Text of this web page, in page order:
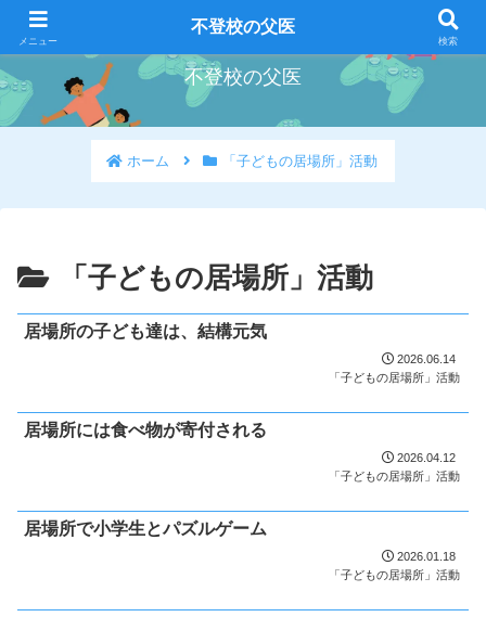
好きな事を好きな時にやろう
不登校の父医
ホーム 「子どもの居場所」活動
「子どもの居場所」活動
居場所の子ども達は、結構元気
2026.06.14
「子どもの居場所」活動
居場所には食べ物が寄付される
2026.04.12
「子どもの居場所」活動
居場所で小学生とパズルゲーム
2026.01.18
「子どもの居場所」活動
メニュー
不登校の父医
検索